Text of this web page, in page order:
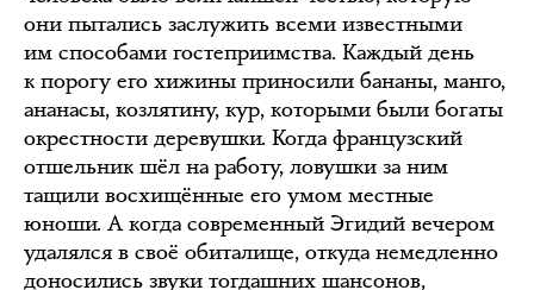
они пытались заслужить всеми известными
им способами гостеприимства. Каждый день
к порогу его хижины приносили бананы, манго,
ананасы, козлятину, кур, которыми были богаты
окрестности деревушки. Когда французский
отшельник шёл на работу, ловушки за ним
тащили восхищённые его умом местные
юноши. А когда современный Эгидий вечером
удалялся в своё обиталище, откуда немедленно
доносились звуки тогдашних шансонов,